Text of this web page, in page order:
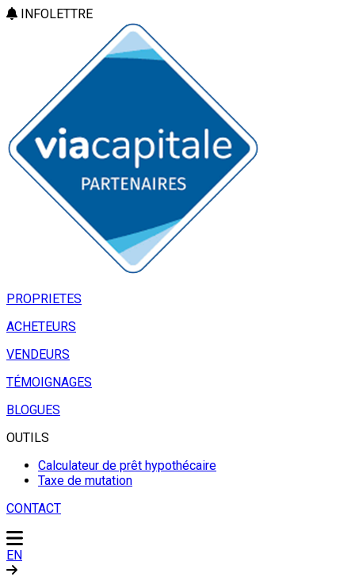
INFOLETTRE
PROPRIETES
ACHETEURS
VENDEURS
TÉMOIGNAGES
BLOGUES
OUTILS
Calculateur de prêt hypothécaire
Taxe de mutation
CONTACT
EN